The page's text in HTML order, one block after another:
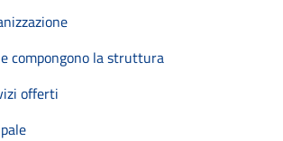
compongono la struttura
offerti